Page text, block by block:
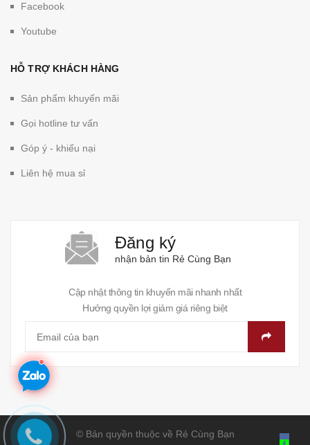
Facebook
Youtube
HỖ TRỢ KHÁCH HÀNG
Sản phẩm khuyến mãi
Gọi hotline tư vấn
Góp ý - khiếu nại
Liên hệ mua sỉ
Đăng ký
nhận bản tin Rẻ Cùng Bạn
Cập nhật thông tin khuyến mãi nhanh nhất
Hưởng quyền lợi giảm giá riêng biệt
© Bản quyền thuộc về Rẻ Cùng Bạn